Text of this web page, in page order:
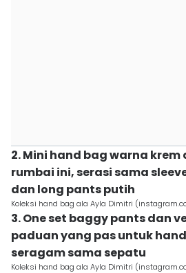
2. Mini hand bag warna
rumbai ini, serasi sama
dan long pants putih
Koleksi hand bag ala Ayla Dimitri
3. One set baggy pants dan
paduan yang pas untuk
seragam sama sepatu
Koleksi hand bag ala Ayla Dimitri